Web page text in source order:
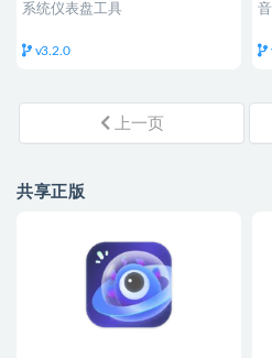
系统仪表盘工具
v3.2.0
上一页
共享正版